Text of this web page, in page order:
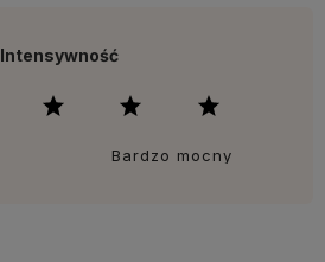
Intensywność
Bardzo mocny